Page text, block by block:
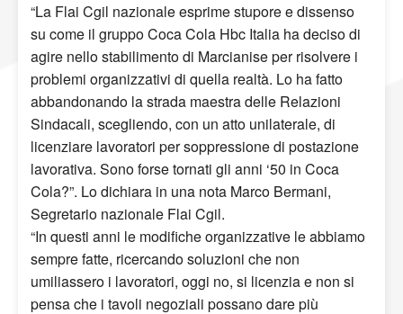
“La Flai Cgil nazionale esprime stupore e dissenso
su come il gruppo Coca Cola Hbc Italia ha deciso di
agire nello stabilimento di Marcianise per risolvere i
problemi organizzativi di quella realtà. Lo ha fatto
abbandonando la strada maestra delle Relazioni
Sindacali, scegliendo, con un atto unilaterale, di
licenziare lavoratori per soppressione di postazione
lavorativa. Sono forse tornati gli anni ‘50 in Coca
Cola?”. Lo dichiara in una nota Marco Bermani,
Segretario nazionale Flai Cgil.
“In questi anni le modifiche organizzative le abbiamo
sempre fatte, ricercando soluzioni che non
umiliassero i lavoratori, oggi no, si licenzia e non si
pensa che i tavoli negoziali possano dare più